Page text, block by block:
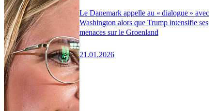
Le Danemark appelle au « dialogue » avec
Washington alors que Trump intensifie ses
menaces sur le Groenland
21.01.2026